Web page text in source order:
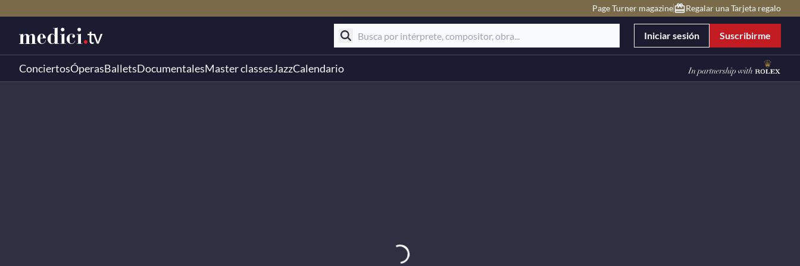
Page Turner magazine Regalar una Tarjeta regalo
Iniciar sesión Suscribirme
ConciertosÓperasBalletsDocumentalesMaster classesJazzCalendario